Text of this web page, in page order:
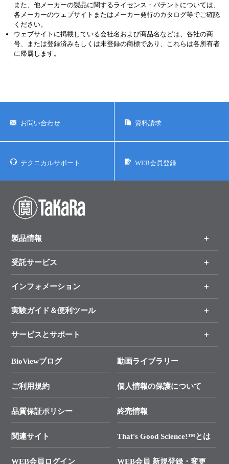
また、他メーカーの製品に関するライセンス・パテントについては、
各メーカーのウェブサイトまたはメーカー発行のカタログ等でご確認
ください。
ウェブサイトに掲載している会社名および商品名などは、各社の商
号、または登録済みもしくは未登録の商標であり、これらは各所有者
に帰属します。
お問い合わせ 資料請求
テクニカルサポート WEB会員登録
製品情報
製品一覧
手法から製品を探す
新製品情報
受託サービス
オンライン注文
インフォメーション
キャンペーン
タカラバイオ各種会員募集のお知らせ
終売製品のお知らせ
価格改定のご案内
技術セミナーのご案内
タカラバイオ発表文献
実験ガイド＆便利ツール
リアルタイムPCR実験のススメ
幹細胞・再生医療研究ガイド
クローニング実験ガイド
SMARTer NGSポータルサイト
プライマー設計
サービスとサポート
総合お問い合わせ
├ 実験コンシェルジュ
├ 受託サービスお問い合わせ
BioViewブログ 動画ライブラリー
ご利用規約 個人情報の保護について
品質保証ポリシー 終売情報
関連サイト That's Good Science!™とは
WEB会員ログイン WEB会員 新規登録・変更